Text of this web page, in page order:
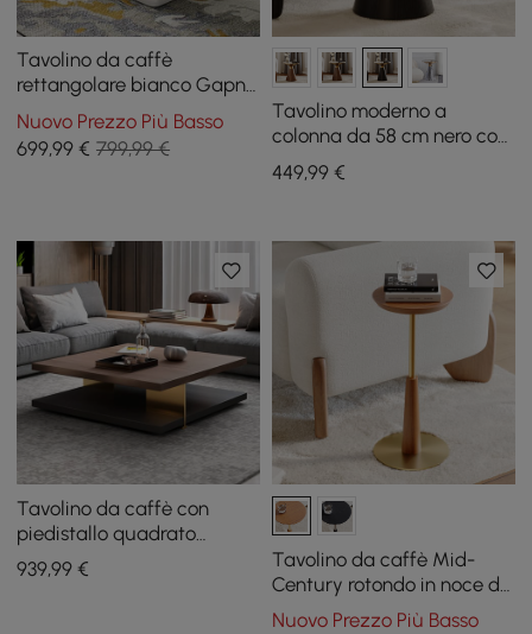
Tavolino da caffè
rettangolare bianco Gapn
51" con ripiano in vetro
temperato a 4 cassetti
Nuovo Prezzo Più Basso
699,99 € 799,99 €
Tavolino moderno a
colonna da 58 cm nero con
piano in pietra sinterizzata
449,99€
Tavolino da caffè con
piedistallo quadrato
industriale nero e noce
Tavolo con accento in
939,99 €
Tavolino da caffè Mid-
Century rotondo in noce da
22,9 cm
Nuovo Prezzo Più Basso